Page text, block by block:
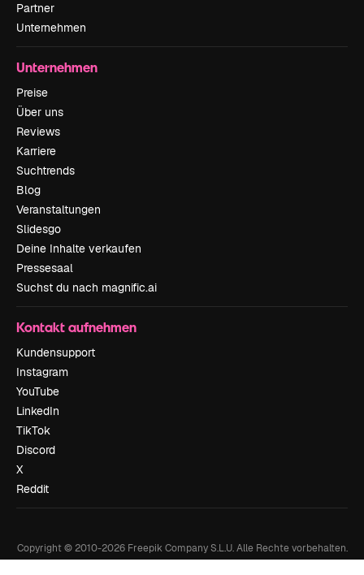
Partner
Unternehmen
Unternehmen
Preise
Über uns
Reviews
Karriere
Suchtrends
Blog
Veranstaltungen
Slidesgo
Deine Inhalte verkaufen
Pressesaal
Suchst du nach magnific.ai
Kontakt aufnehmen
Kundensupport
Instagram
YouTube
LinkedIn
TikTok
Discord
X
Reddit
Copyright © 2010-2026Freepik Company S.L.U. Alle Rechte vorbehalten.